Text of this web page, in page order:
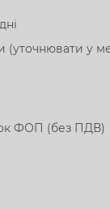
(уточнювати у
ФОП (без ПДВ)